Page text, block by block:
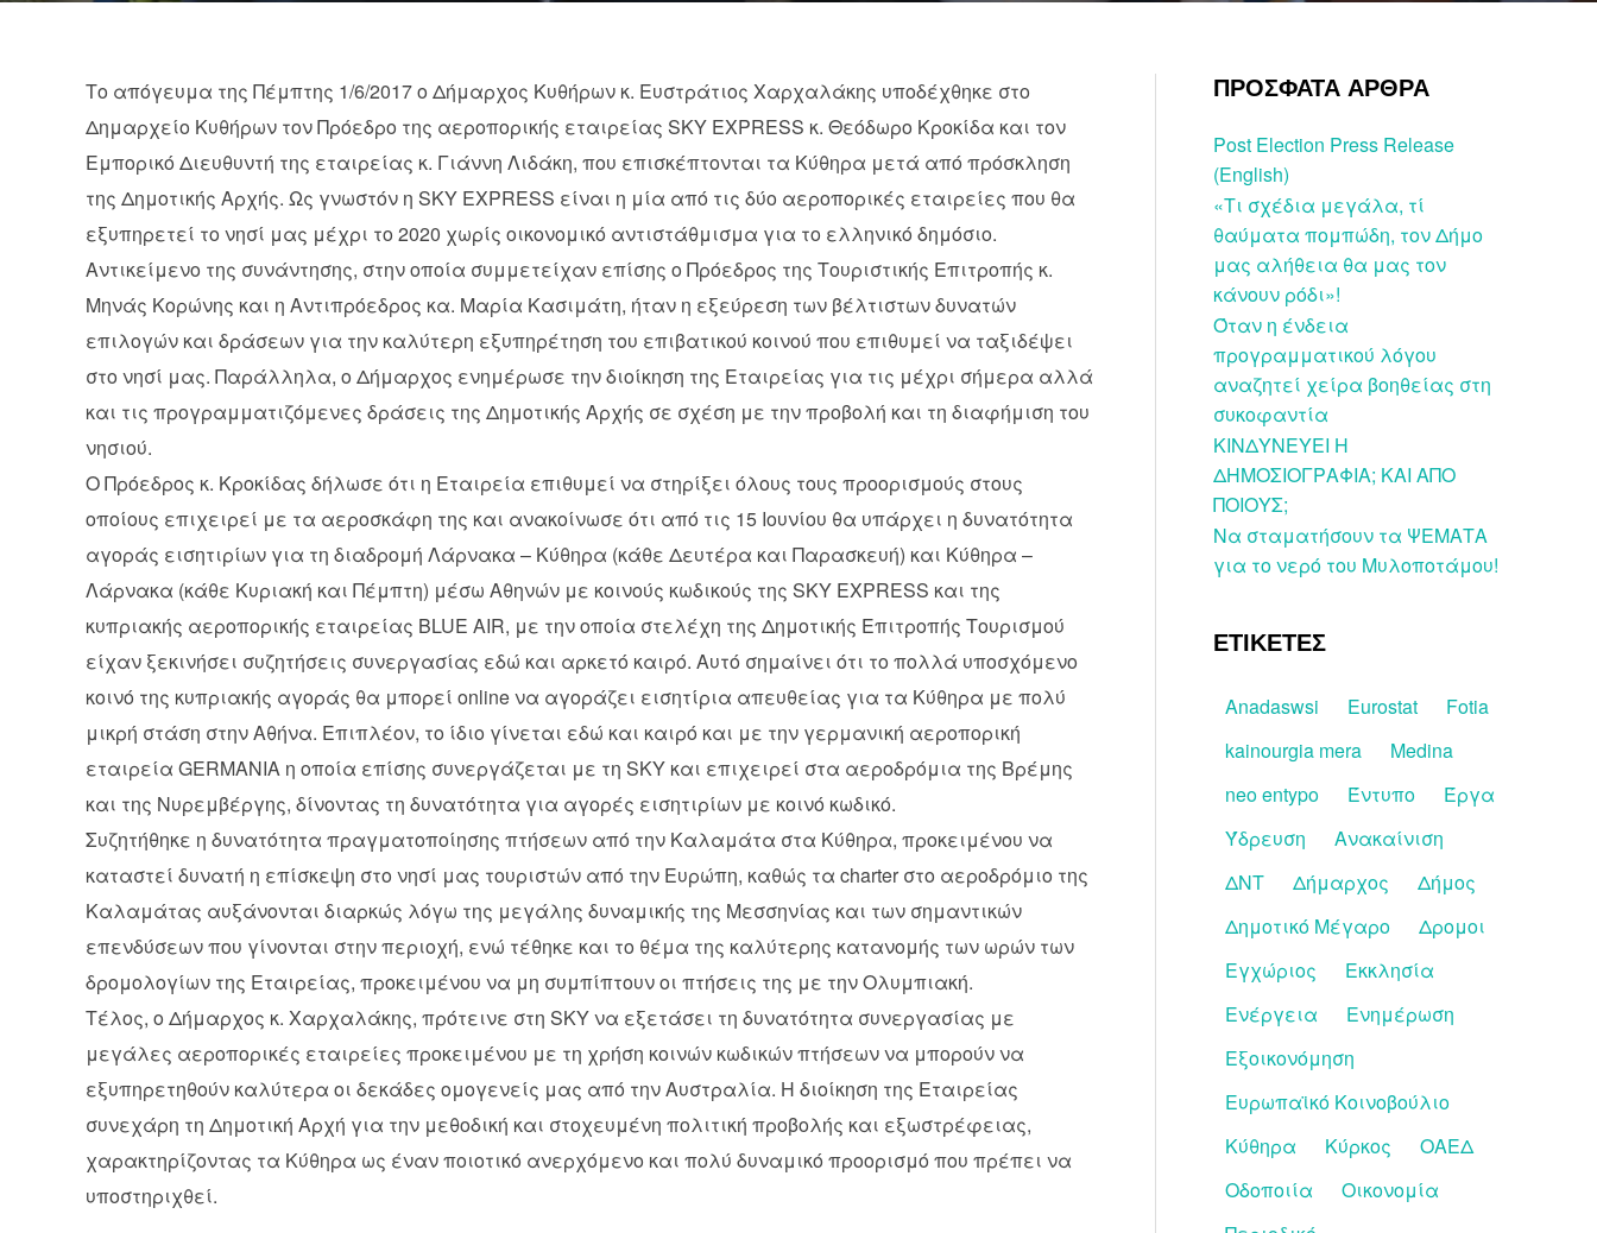
Το απόγευμα της Πέμπτης 1/6/2017 ο Δήμαρχος Κυθήρων κ. Ευστράτιος Χαρχαλάκης υποδέχθηκε στο
Δημαρχείο Κυθήρων τον Πρόεδρο της αεροπορικής εταιρείας SKY EXPRESS κ. Θεόδωρο Κροκίδα και τον
Εμπορικό Διευθυντή της εταιρείας κ. Γιάννη Λιδάκη, που επισκέπτονται τα Κύθηρα μετά από πρόσκληση
της Δημοτικής Αρχής. Ως γνωστόν η SKY EXPRESS είναι η μία από τις δύο αεροπορικές εταιρείες που θα
εξυπηρετεί το νησί μας μέχρι το 2020 χωρίς οικονομικό αντιστάθμισμα για το ελληνικό δημόσιο.
Αντικείμενο της συνάντησης, στην οποία συμμετείχαν επίσης ο Πρόεδρος της Τουριστικής Επιτροπής κ.
Μηνάς Κορώνης και η Αντιπρόεδρος κα. Μαρία Κασιμάτη, ήταν η εξεύρεση των βέλτιστων δυνατών
επιλογών και δράσεων για την καλύτερη εξυπηρέτηση του επιβατικού κοινού που επιθυμεί να ταξιδέψει
στο νησί μας. Παράλληλα, ο Δήμαρχος ενημέρωσε την διοίκηση της Εταιρείας για τις μέχρι σήμερα αλλά
και τις προγραμματιζόμενες δράσεις της Δημοτικής Αρχής σε σχέση με την προβολή και τη διαφήμιση του
νησιού.
Ο Πρόεδρος κ. Κροκίδας δήλωσε ότι η Εταιρεία επιθυμεί να στηρίξει όλους τους προορισμούς στους
οποίους επιχειρεί με τα αεροσκάφη της και ανακοίνωσε ότι από τις 15 Ιουνίου θα υπάρχει η δυνατότητα
αγοράς εισητιρίων για τη διαδρομή Λάρνακα – Κύθηρα (κάθε Δευτέρα και Παρασκευή) και Κύθηρα –
Λάρνακα (κάθε Κυριακή και Πέμπτη) μέσω Αθηνών με κοινούς κωδικούς της SKY EXPRESS και της
κυπριακής αεροπορικής εταιρείας BLUE AIR, με την οποία στελέχη της Δημοτικής Επιτροπής Τουρισμού
είχαν ξεκινήσει συζητήσεις συνεργασίας εδώ και αρκετό καιρό. Αυτό σημαίνει ότι το πολλά υποσχόμενο
κοινό της κυπριακής αγοράς θα μπορεί online να αγοράζει εισητίρια απευθείας για τα Κύθηρα με πολύ
μικρή στάση στην Αθήνα. Επιπλέον, το ίδιο γίνεται εδώ και καιρό και με την γερμανική αεροπορική
εταιρεία GERMANIA η οποία επίσης συνεργάζεται με τη SKY και επιχειρεί στα αεροδρόμια της Βρέμης
και της Νυρεμβέργης, δίνοντας τη δυνατότητα για αγορές εισητιρίων με κοινό κωδικό.
Συζητήθηκε η δυνατότητα πραγματοποίησης πτήσεων από την Καλαμάτα στα Κύθηρα, προκειμένου να
καταστεί δυνατή η επίσκεψη στο νησί μας τουριστών από την Ευρώπη, καθώς τα charter στο αεροδρόμιο της
Καλαμάτας αυξάνονται διαρκώς λόγω της μεγάλης δυναμικής της Μεσσηνίας και των σημαντικών
επενδύσεων που γίνονται στην περιοχή, ενώ τέθηκε και το θέμα της καλύτερης κατανομής των ωρών των
δρομολογίων της Εταιρείας, προκειμένου να μη συμπίπτουν οι πτήσεις της με την Ολυμπιακή.
Τέλος, ο Δήμαρχος κ. Χαρχαλάκης, πρότεινε στη SKY να εξετάσει τη δυνατότητα συνεργασίας με
μεγάλες αεροπορικές εταιρείες προκειμένου με τη χρήση κοινών κωδικών πτήσεων να μπορούν να
εξυπηρετηθούν καλύτερα οι δεκάδες ομογενείς μας από την Αυστραλία. Η διοίκηση της Εταιρείας
συνεχάρη τη Δημοτική Αρχή για την μεθοδική και στοχευμένη πολιτική προβολής και εξωστρέφειας,
χαρακτηρίζοντας τα Κύθηρα ως έναν ποιοτικό ανερχόμενο και πολύ δυναμικό προορισμό που πρέπει να
υποστηριχθεί.
ΠΡΟΣΦΑΤΑ ΑΡΘΡΑ
Post Election Press Release
(English)
«Τι σχέδια μεγάλα, τί
θαύματα πομπώδη, τον Δήμο
μας αλήθεια θα μας τον
κάνουν ρόδι»!
Όταν η ένδεια
προγραμματικού λόγου
αναζητεί χείρα βοηθείας στη
συκοφαντία
ΚΙΝΔΥΝΕΥΕΙ Η
ΔΗΜΟΣΙΟΓΡΑΦΙΑ; ΚΑΙ ΑΠΟ
ΠΟΙΟΥΣ;
Να σταματήσουν τα ΨΕΜΑΤΑ
για το νερό του Μυλοποτάμου!
ΕΤΙΚΕΤΕΣ
Anadaswsi Eurostat
Fotia
kainourgia mera
Medina
neo entypo
Έντυπο
Έργα
Ύδρευση
Ανακαίνιση
ΔΝΤ
Δήμαρχος
Δήμος
Δημοτικό Μέγαρο
Δρομοι
Εγχώριος
Εκκλησία
Ενέργεια
Ενημέρωση
Εξοικονόμηση
Ευρωπαϊκό Κοινοβούλιο
Κύθηρα
Κύρκος
ΟΑΕΔ
Οδοποιία
Οικονομία